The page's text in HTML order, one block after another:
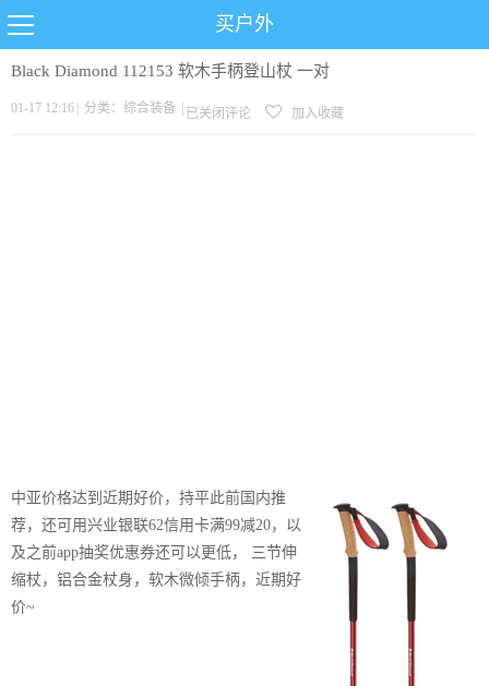
买户外
Black Diamond 112153 软木手柄登山杖 一对
01-17 12:16 分类： 综合装备 已关闭评论 加入收藏
中亚价格达到近期好价，持平此前国内推
荐，还可用兴业银联62信用卡满99减20，以
及之前app抽奖优惠券还可以更低， 三节伸
缩杖，铝合金杖身，软木微倾手柄，近期好
价~